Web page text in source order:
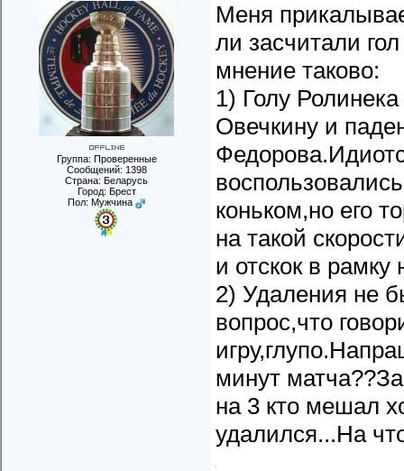
Группа: Проверенные
Сообщений: 1398
Страна: Беларусь
Город: Брест
Пол: Мужчина
Меня
ли засчитали
мнение таково:
1) Голу
Овечкину и
коньком,но его
на такой
и отскок в
2) Удаления не
вопрос,что
минут
на 3 кто мешал
удалился...На